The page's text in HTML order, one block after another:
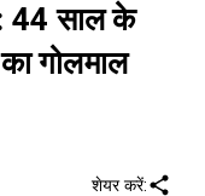
: 44 साल के
गोलमाल
शेयर करें: